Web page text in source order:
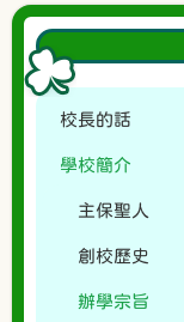
校長的話
學校簡介
主保聖人
創校歷史
辦學宗旨